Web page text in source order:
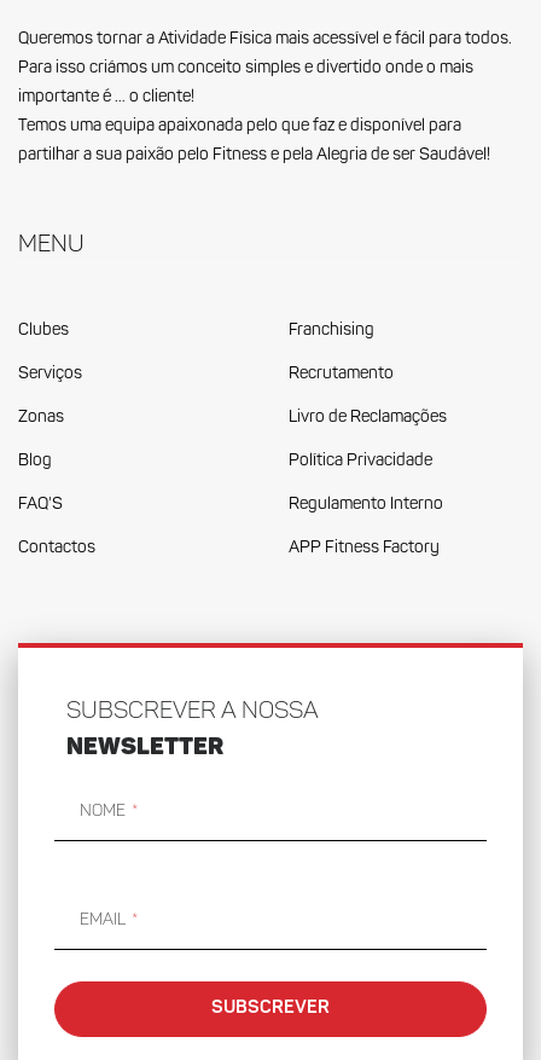
Queremos tornar a Atividade Física mais acessível e fácil para todos.
Para isso criámos um conceito simples e divertido onde o mais
importante é … o cliente!
Temos uma equipa apaixonada pelo que faz e disponível para
partilhar a sua paixão pelo Fitness e pela Alegria de ser Saudável!
Menu
Clubes
Serviços
Zonas
Blog
FAQ'S
Contactos
Franchising
Recrutamento
Livro de Reclamações
Política Privacidade
Regulamento Interno
APP Fitness Factory
SUBSCREVER A NOSSA
NEWSLETTER
Nome
Email
SUBSCREVER